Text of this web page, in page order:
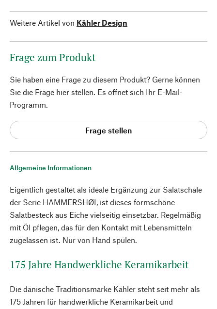
Allgemeine Informationen
Eigentlich gestaltet als ideale Ergänzung zur Salatschale
der Serie HAMMERSHØI, ist dieses formschöne
Salatbesteck aus Eiche vielseitig einsetzbar. Regelmäßig
mit Öl pflegen, das für den Kontakt mit Lebensmitteln
zugelassen ist. Nur von Hand spülen.
175 Jahre Handwerkliche Keramikarbeit
Die dänische Traditionsmarke Kähler steht seit mehr als
175 Jahren für handwerkliche Keramikarbeit und
Weitere Artikel von Kähler Design
Frage zum Produkt
Sie haben eine Frage zu diesem Produkt? Gerne können
Sie die Frage hier stellen. Es öffnet sich Ihr E-Mail-
Programm.
Frage stellen